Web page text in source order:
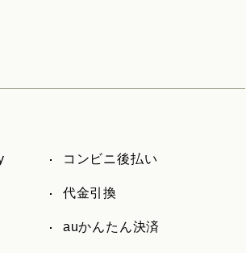
コンビニ後払い
代金引換
auかんたん決済